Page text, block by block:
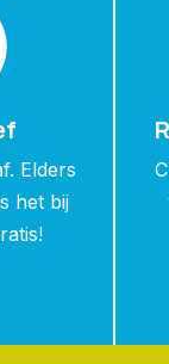
Elders
het bij